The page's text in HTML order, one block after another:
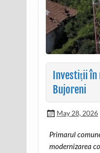
Investiții în
Bujoreni
May 28, 2026
Primarul
modernizarea